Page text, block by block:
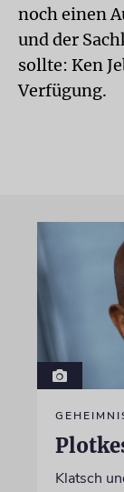
noch einen
und der
sollte: Ken
Verfügung.
Klatsch